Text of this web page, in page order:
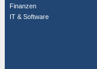
Finanzen
IT & Software